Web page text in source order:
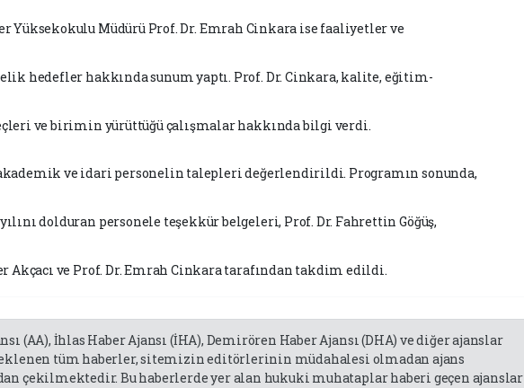
Yüksekokulu Müdürü Prof.Dr. Emrah Cinkara ise faaliyetlerve
hedefler hakkında sunum yaptı. Prof. Dr. Cinkara, kalite, eğitim-
ve birimin yürüttüğü çalışmalar hakkında bilgi verdi.
ve idari personelin talepleri değerlendirildi. Programın sonunda,
dolduran personele teşekkür belgeleri, Prof. Dr. Fahrettin Göğüş,
Akçacı ve Prof. Dr. Emrah Cinkara tarafından takdim edildi.
(AA), İhlas Haber Ajansı (İHA), Demirören Haber Ajansı (DHA) ve diğer ajanslar
tüm haberler, sitemizin editörlerinin müdahalesi olmadan ajans
çekilmektedir. Bu haberlerde yer alan hukuki muhataplar haberi geçen ajanslar